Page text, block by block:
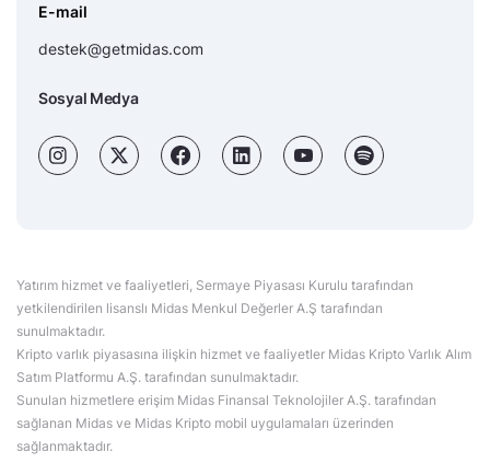
E-mail
destek@getmidas.com
Sosyal Medya
Yatırım hizmet ve faaliyetleri, Sermaye Piyasası Kurulu tarafından
yetkilendirilen lisanslı Midas Menkul Değerler A.Ş tarafından
sunulmaktadır.
Kripto varlık piyasasına ilişkin hizmet ve faaliyetler Midas Kripto Varlık Alım
Satım Platformu A.Ş. tarafından sunulmaktadır.
Sunulan hizmetlere erişim Midas Finansal Teknolojiler A.Ş. tarafından
sağlanan Midas ve Midas Kripto mobil uygulamaları üzerinden
sağlanmaktadır.